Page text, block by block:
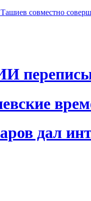
совместно
дал